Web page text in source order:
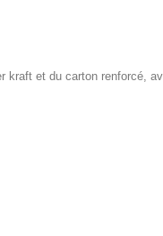
et du carton renforcé,